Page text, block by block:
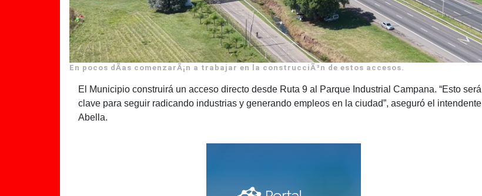
En pocos dÃ­as comenzarÃ¡n a trabajar en la construcciÃ³n de estos accesos.
El Municipio construirá un acceso directo desde Ruta 9 al Parque Industrial Campana. “Esto será
clave para seguir radicando industrias y generando empleos en la ciudad”, aseguró el intendente
Abella.